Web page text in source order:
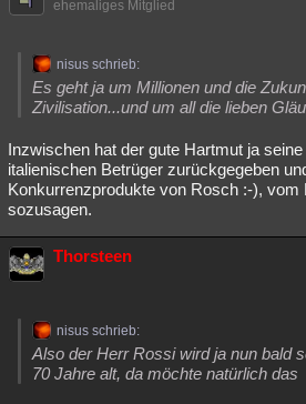
ehemaliges Mitglied
nisus schrieb:
Es geht ja um Millionen und die
Zivilisation...und um all die lieben
Inzwischen hat der gute Hartmut ja
italienischen Betrüger zurückgegeben
Konkurrenzprodukte von Rosch :-), vom
sozusagen.
Thorsteen
nisus schrieb:
Also der Herr Rossi wird ja nun bald
70 Jahre alt, da möchte natürlich das